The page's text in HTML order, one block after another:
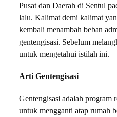
Pusat dan Daerah di Sentul
lalu. Kalimat demi kalimat
kembali menambah beban
gentengisasi. Sebelum
untuk mengetahui istilah ini.
Arti Gentengisasi
Gentengisasi adalah program
untuk mengganti atap rumah